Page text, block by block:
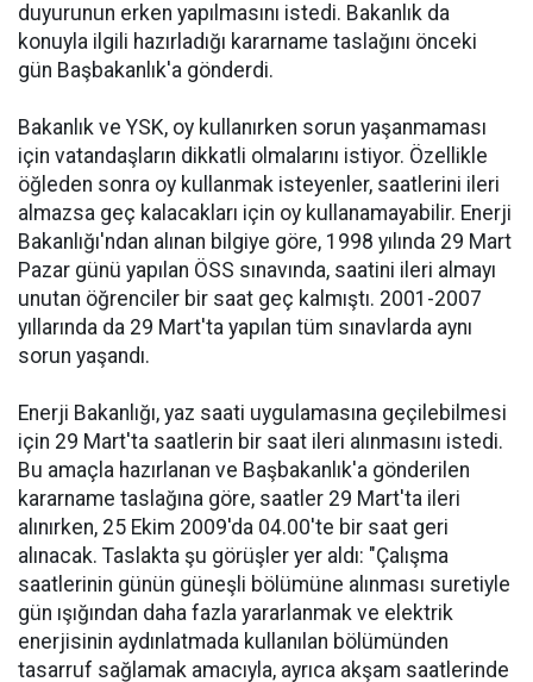
duyurunun erken yapılmasını istedi. Bakanlık da
konuyla ilgili hazırladığı kararname taslağını önceki
gün Başbakanlık'a gönderdi.
Bakanlık ve YSK, oy kullanırken sorun yaşanmaması
için vatandaşların dikkatli olmalarını istiyor. Özellikle
öğleden sonra oy kullanmak isteyenler, saatlerini ileri
almazsa geç kalacakları için oy kullanamayabilir. Enerji
Bakanlığı'ndan alınan bilgiye göre, 1998 yılında 29 Mart
Pazar günü yapılan ÖSS sınavında, saatini ileri almayı
unutan öğrenciler bir saat geç kalmıştı. 2001-2007
yıllarında da 29 Mart'ta yapılan tüm sınavlarda aynı
sorun yaşandı.
Enerji Bakanlığı, yaz saati uygulamasına geçilebilmesi
için 29 Mart'ta saatlerin bir saat ileri alınmasını istedi.
Bu amaçla hazırlanan ve Başbakanlık'a gönderilen
kararname taslağına göre, saatler 29 Mart'ta ileri
alınırken, 25 Ekim 2009'da 04.00'te bir saat geri
alınacak. Taslakta şu görüşler yer aldı: "Çalışma
saatlerinin günün güneşli bölümüne alınması suretiyle
gün ışığından daha fazla yararlanmak ve elektrik
enerjisinin aydınlatmada kullanılan bölümünden
tasarruf sağlamak amacıyla, ayrıca akşam saatlerinde